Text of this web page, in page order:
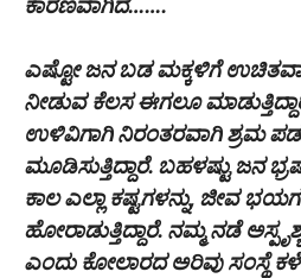
ಕಾರಣವಾಗಿದೆ…….
ಎಷ್ಟೋ ಜನ ಬಡ ಮಕ್ಕಳಿಗೆ
ನೀಡುವ ಕೆಲಸ ಈಗಲೂ
ಉಳಿವಿಗಾಗಿ ನಿರಂತರವಾಗಿ ಶ್ರಮ
ಮೂಡಿಸುತ್ತಿದ್ದಾರೆ. ಬಹಳಷ್ಟು ಜನ
ಕಾಲ ಎಲ್ಲಾ ಕಷ್ಟಗಳನ್ನು, ಜೀವ
ಹೋರಾಡುತ್ತಿದ್ದಾರೆ. ನಮ್ಮ ನಡೆ
ಎಂದು ಕೋಲಾರದ ಅರಿವು ಸಂಸ್ಥೆ